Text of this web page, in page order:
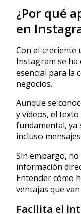
¿Por qué
en
Con el creciente
Instagram se
esencial para la
negocios.
Aunque se
y vídeos, el
fundamental, ya
incluso
Sin embargo,
información
Entender cómo
ventajas que
Facilita el